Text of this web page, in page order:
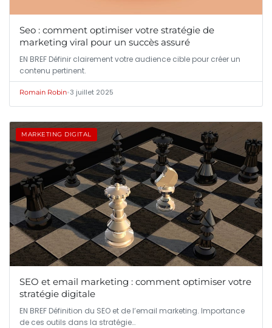
Seo : comment optimiser votre stratégie de
marketing viral pour un succès assuré
EN BREF Définir clairement votre audience cible pour créer un
contenu pertinent.
Romain Robin•3 juillet 2025
MARKETING DIGITAL
SEO et email marketing : comment optimiser votre
stratégie digitale
EN BREF Définition du SEO et de l’email marketing. Importance
de ces outils dans la stratégie…